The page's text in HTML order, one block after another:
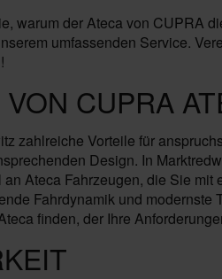
warum der Ateca von CUPRA
umfassenden Service.
CUPRA
zahlreiche Vorteile für
Design. In
Ateca Fahrzeugen, die Sie
Fahrdynamik und
finden, der Ihre